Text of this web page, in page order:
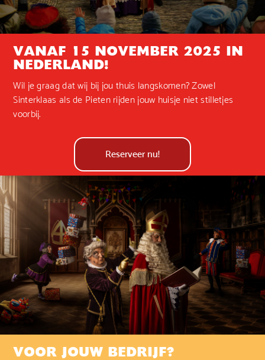
VANAF 15 NOVEMBER 2025 IN
NEDERLAND!
Wil je graag dat wij bij jou thuis langskomen? Zowel
Sinterklaas als de Pieten rijden jouw huisje niet stilletjes
voorbij.
Reserveer nu!
VOOR JOUW BEDRIJF?